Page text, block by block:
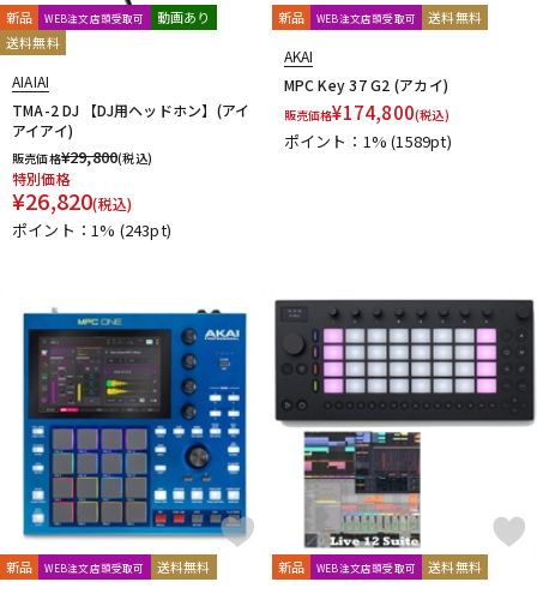
新品 WEB注文店頭受取可
動画あり
送料無料
AIAIAI
TMA-2 DJ 【DJ用ヘッドホン】(アイ
アイアイ)
販売価格¥29,800(税込)
特別価格
¥26,820(税込)
ポイント：1% (243pt)
新品 WEB注文店頭受取可 送料無料
AKAI
MPC Key 37 G2 (アカイ)
販売価格¥174,800(税込)
ポイント：1%(1589pt)
新品 WEB注文店頭受取可 送料無料 新品 WEB注文店頭受取可 送料無料